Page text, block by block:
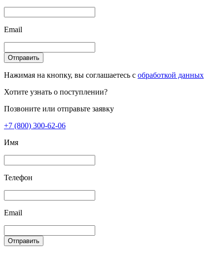
Email
Отправить
Нажимая на кнопку, вы соглашаетесь с обработкой данных
Хотите узнать о поступлении?
Позвоните или отправьте заявку
+7 (800) 300-62-06
Имя
Телефон
Email
Отправить